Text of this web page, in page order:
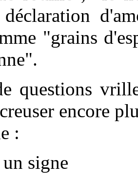
"grains
questions
encore
:
signe